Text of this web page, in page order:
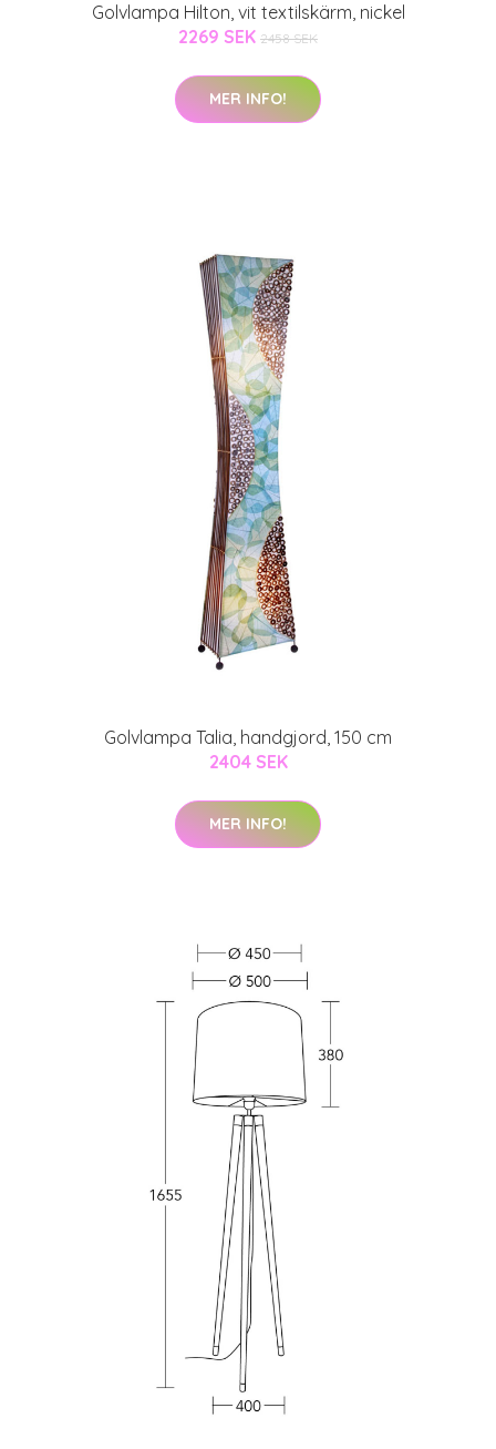
Golvlampa Hilton, vit textilskärm, nickel
2269 SEK 2458 SEK
MER INFO!
Golvlampa Talia, handgjord, 150 cm
2404 SEK
MER INFO!